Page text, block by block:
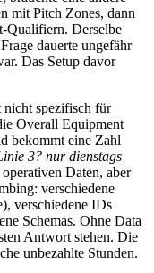
mit Pitch Zones, dann
Qualifiern. Derselbe
dauerte ungefähr
Das Setup davor
nicht spezifisch für
Overall Equipment
bekommt eine Zahl
3? nur dienstags
Daten, aber
verschiedene
verschiedene IDs
Schemas. Ohne Data
Antwort stehen. Die
unbezahlte Stunden.